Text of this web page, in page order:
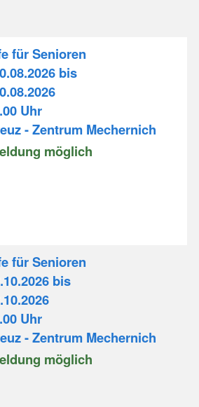
für Senioren
bis
Uhr
- Zentrum Mechernich
möglich
für Senioren
bis
Uhr
- Zentrum Mechernich
möglich